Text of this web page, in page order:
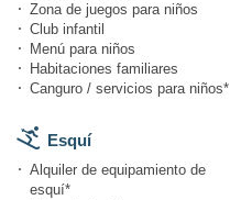
Zona de juegos para niños
Club infantil
Menú para niños
Habitaciones familiares
Canguro / servicios para niños*
Esquí
Alquiler de equipamiento de
esquí*